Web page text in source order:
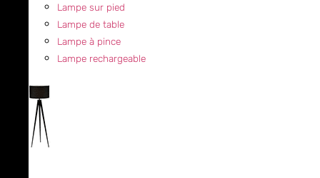
Lampe sur pied
Lampe de table
Lampe à pince
Lampe rechargeable